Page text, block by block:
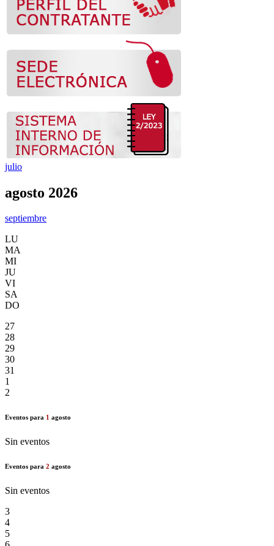
julio
agosto 2026
septiembre
LU
MA
MI
JU
VI
SA
DO
27
28
29
30
31
1
2
Eventos para 1 agosto
Sin eventos
Eventos para 2 agosto
Sin eventos
3
4
5